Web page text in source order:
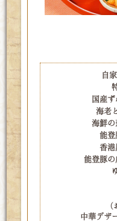
自
国産
海老
海鮮の
能登
香港
能登豚の
中華デザ